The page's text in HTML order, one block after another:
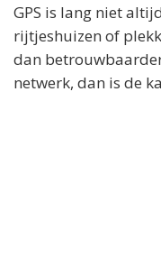
GPS is lang niet
rijtjeshuizen of
dan
netwerk, dan is de